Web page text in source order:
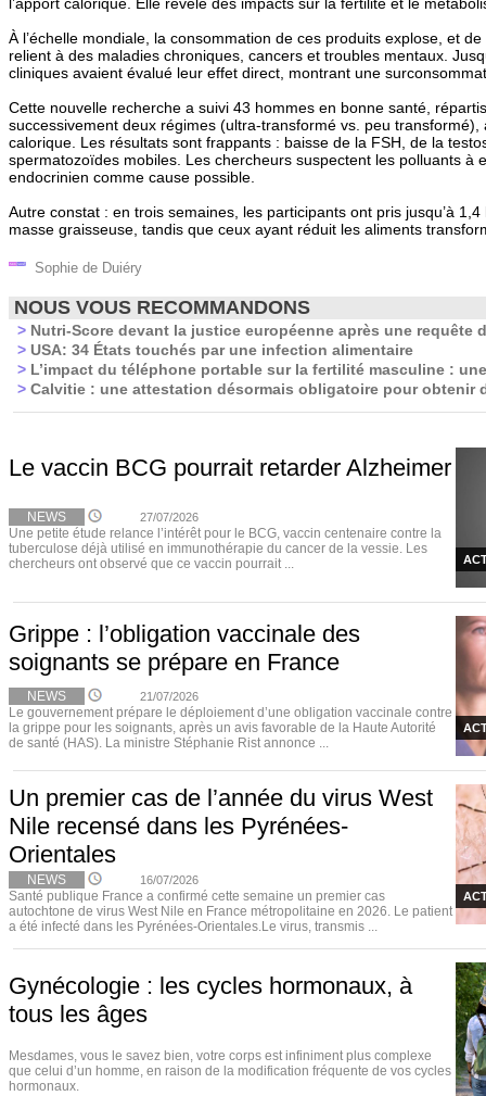
À l’échelle mondiale, la consommation de ces produits explose, et
relient à des maladies chroniques, cancers et troubles mentaux.
cliniques avaient évalué leur effet direct, montrant une
Cette nouvelle recherche a suivi 43 hommes en bonne santé,
successivement deux régimes (ultra-transformé vs. peu transformé),
calorique. Les résultats sont frappants : baisse de la FSH, de la
spermatozoïdes mobiles. Les chercheurs suspectent les polluants à
endocrinien comme cause possible.
Autre constat : en trois semaines, les participants ont pris jusqu’à
masse graisseuse, tandis que ceux ayant réduit les aliments
Sophie de Duiéry
NOUS VOUS RECOMMANDONS
> Nutri-Score devant la justice européenne après une requête
> USA: 34 États touchés par une infection alimentaire
> L’impact du téléphone portable sur la fertilité masculine :
> Calvitie : une attestation désormais obligatoire pour obtenir
Le vaccin BCG pourrait retarder Alzheimer
NEWS 27/07/2026
Une petite étude relance l’intérêt pour le BCG, vaccin centenaire contre la
tuberculose déjà utilisé en immunothérapie du cancer de la vessie. Les
chercheurs ont observé que ce vaccin pourrait ...
Grippe : l’obligation vaccinale des
soignants se prépare en France
NEWS 21/07/2026
Le gouvernement prépare le déploiement d’une obligation vaccinale contre
la grippe pour les soignants, après un avis favorable de la Haute Autorité
de santé (HAS). La ministre Stéphanie Rist annonce ...
Un premier cas de l’année du virus West
Nile recensé dans les Pyrénées-
Orientales
NEWS 16/07/2026
Santé publique France a confirmé cette semaine un premier cas
autochtone de virus West Nile en France métropolitaine en 2026. Le patient
a été infecté dans les Pyrénées-Orientales.Le virus, transmis ...
Gynécologie : les cycles hormonaux, à
tous les âges
Mesdames, vous le savez bien, votre corps est infiniment plus complexe
que celui d’un homme, en raison de la modification fréquente de vos cycles
hormonaux.